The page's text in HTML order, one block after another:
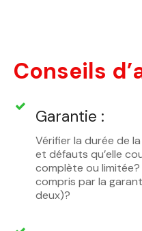
Conseils
Garantie :
Vérifier la durée de
et défauts qu’elle
complète ou
compris par la
deux)?